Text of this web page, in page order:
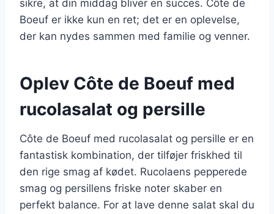
sikre, at din middag bliver en succes. Côte de
Boeuf er ikke kun en ret; det er en oplevelse,
der kan nydes sammen med familie og venner.
Oplev Côte de Boeuf med
rucolasalat og persille
Côte de Boeuf med rucolasalat og persille er en
fantastisk kombination, der tilføjer friskhed til
den rige smag af kødet. Rucolaens pepperede
smag og persillens friske noter skaber en
perfekt balance. For at lave denne salat skal du